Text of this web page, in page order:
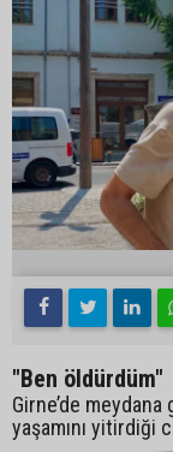
"Ben öldürdüm"
Girne’de
yaşamını yitirdiği